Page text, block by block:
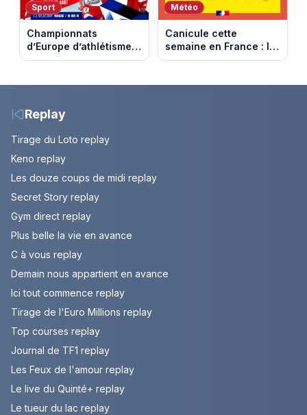
Sport
Championnats
d’Europe d’athlétisme
2026 : le programme
sur France Télévisions
Météo
Canicule cette
semaine en France : le
pic de chaleur attendu
Replay
Tirage du Loto replay
Keno replay
Les douze coups de midi replay
Secret Story replay
Gym direct replay
Plus belle la vie en avance
C à vous replay
Demain nous appartient en avance
Ici tout commence replay
Tirage de l'Euro Millions replay
Top courses replay
Journal de TF1 replay
Les Feux de l'amour replay
Le live du Quinté+ replay
Le tueur du lac replay